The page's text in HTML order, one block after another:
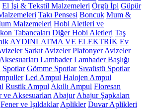
El İşi & Tekstil Malzemeleri Örgü İpi Güpür
Takı Pensesi Boncuk Mum &
Malzemeleri Hobi Aletleri ve
Tabancaları Diğer Hobi Aletleri Taş
AYDINLATMA VE ELEKTRİK Ev
Sarkıt Avizeler Plafonyer Avizeler
Lambader Lambader Başlığı
Spotlar Gömme Spotlar Sıvaüstü Spotlar
Led Ampul Halojen Ampul
Rustik Ampul Akıllı Ampul Floresan
Aksesuarları Abajur Abajur Şapkaları
Fener ve Işıldaklar Aplikler Duvar Aplikleri